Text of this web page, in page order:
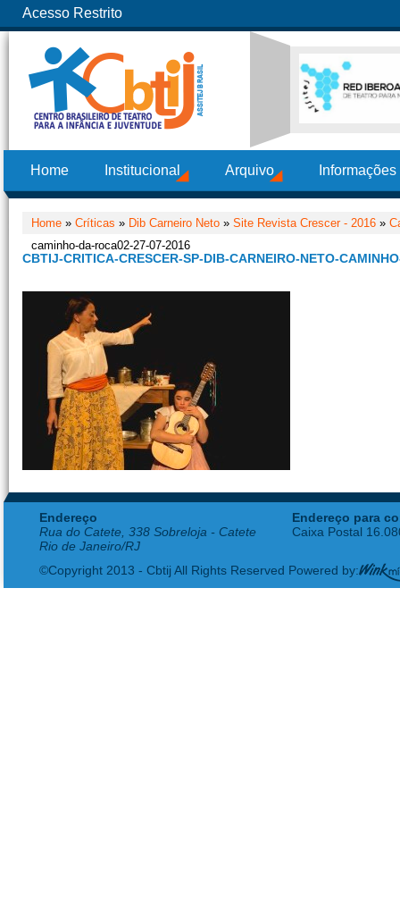
Acesso Restrito
Home Institucional Arquivo
Home » Críticas » Dib Carneiro Neto » Site Revista Crescer - 2016 »
caminho-da-roca02-27-07-2016
CBTIJ-CRITICA-CRESCER-SP-DIB-CARNEIRO-NETO-
Endereço
Rua do Catete, 338 Sobreloja - Catete
Rio de Janeiro/RJ
Endereço para
Caixa Postal
©Copyright 2013 - Cbtij All Rights Reserved Powered by: